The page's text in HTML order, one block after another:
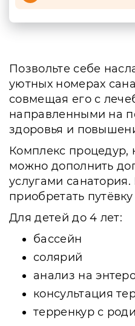
Позвольте себе
уютных номерах
совмещая его с
направленными на
здоровья и
Комплекс
можно дополнить
услугами
приобретать
Для детей до 4 лет:
бассейн
солярий
анализ на
консультация
терренкур с